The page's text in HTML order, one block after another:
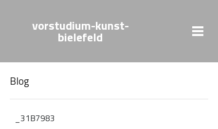
vorstudium-kunst-
bielefeld
Blog
_31B7983